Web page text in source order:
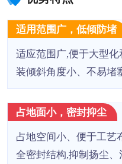
适用范围广，低倾防堵
适应范围广,便于大型
装倾斜角度小、不易堵
占地面小，密封抑尘
占地空间小、便于工艺
全密封结构,抑制扬尘、